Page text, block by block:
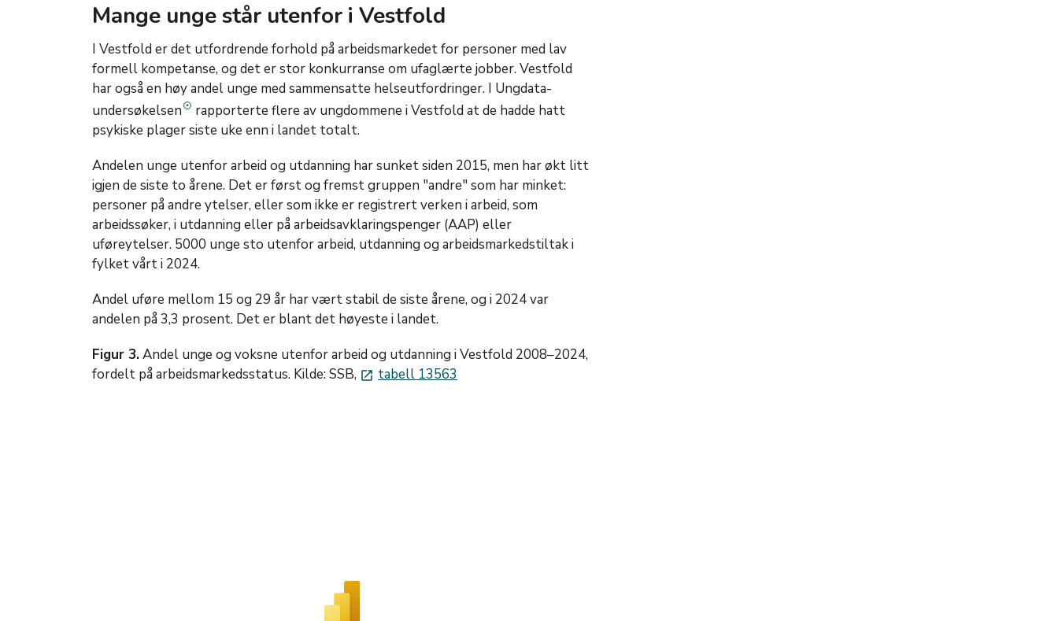
Mange unge står utenfor i Vestfold
I Vestfold er det utfordrende forhold på arbeidsmarkedet for personer med lav
formell kompetanse, og det er stor konkurranse om ufaglærte jobber. Vestfold
har også en høy andel unge med sammensatte helseutfordringer. I Ungdata-
undersøkelsen
rapporterte flere av ungdommene i Vestfold at de hadde hatt
psykiske plager siste uke enn i landet totalt.
Andelen unge utenfor arbeid og utdanning har sunket siden 2015, men har økt litt
igjen de siste to årene. Det er først og fremst gruppen "andre" som har minket:
personer på andre ytelser, eller som ikke er registrert verken i arbeid, som
arbeidssøker, i utdanning eller på arbeidsavklaringspenger (AAP) eller
uføreytelser. 5000 unge sto utenfor arbeid, utdanning og arbeidsmarkedstiltak i
fylket vårt i 2024.
Andel uføre mellom 15 og 29 år har vært stabil de siste årene, og i 2024 var
andelen på 3,3 prosent. Det er blant det høyeste i landet.
Figur 3.Andel unge og voksne utenfor arbeid og utdanning i Vestfold 2008–2024,
fordelt på arbeidsmarkedsstatus. Kilde: SSB, launch tabell 13563